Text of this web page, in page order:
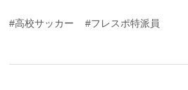
c
e
b
e
#高校サッカー #フレスポ特派員